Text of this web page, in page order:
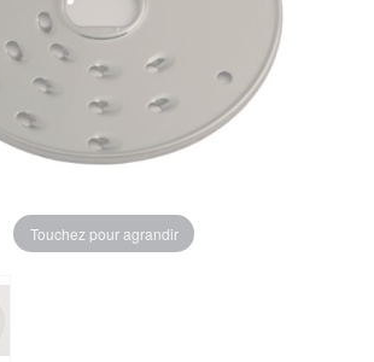
Touchez pour agrandir